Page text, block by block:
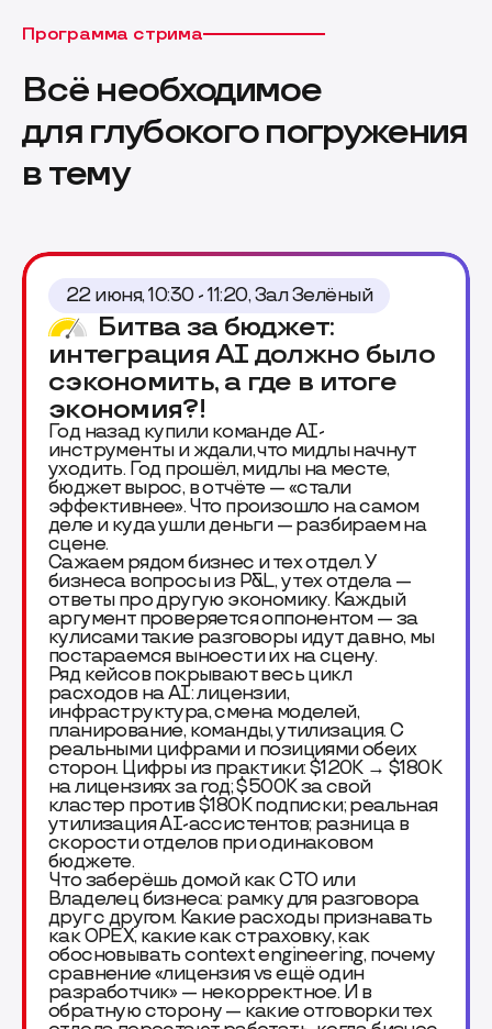
Программа стрима
Всё необходимое
для глубокого погружения
в тему
22 июня, 10:30 - 11:20, Зал Зелёный
Битва за бюджет:
интеграция AI должно было
сэкономить, а где в итоге
экономия?!
Год назад купили команде AI-
инструменты и ждали, что мидлы начнут
уходить. Год прошёл, мидлы на месте,
бюджет вырос, в отчёте — «стали
эффективнее». Что произошло на самом
деле и куда ушли деньги — разбираем на
сцене.
Сажаем рядом бизнес и тех отдел. У
бизнеса вопросы из P&L, у тех отдела —
ответы про другую экономику. Каждый
аргумент проверяется оппонентом — за
кулисами такие разговоры идут давно, мы
постараемся выноести их на сцену.
Ряд кейсов покрывают весь цикл
расходов на AI: лицензии,
инфраструктура, смена моделей,
планирование, команды, утилизация. С
реальными цифрами и позициями обеих
сторон. Цифры из практики: $120K → $180K
на лицензиях за год; $500K за свой
кластер против $180K подписки; реальная
утилизация AI-ассистентов; разница в
скорости отделов при одинаковом
бюджете.
Что заберёшь домой как CTO или
Владелец бизнеса: рамку для разговора
друг с другом. Какие расходы признавать
как OPEX, какие как страховку, как
обосновывать context engineering, почему
сравнение «лицензия vs ещё один
разработчик» — некорректное. И в
обратную сторону — какие отговорки тех